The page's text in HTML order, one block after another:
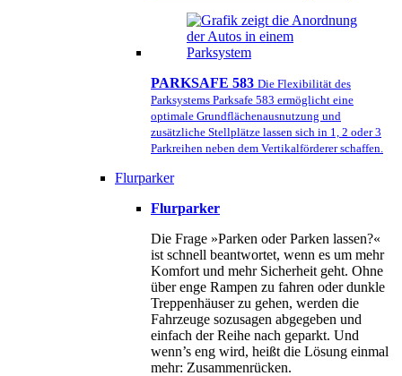
PARKSAFE 583 Die Flexibilität des
Parksystems Parksafe 583 ermöglicht eine
optimale Grundflächenausnutzung und
zusätzliche Stellplätze lassen sich in 1, 2 oder 3
Parkreihen neben dem Vertikalförderer schaffen.
Flurparker
Flurparker
Die Frage »Parken oder Parken lassen?«
ist schnell beantwortet, wenn es um mehr
Komfort und mehr Sicherheit geht. Ohne
über enge Rampen zu fahren oder dunkle
Treppenhäuser zu gehen, werden die
Fahrzeuge sozusagen abgegeben und
einfach der Reihe nach geparkt. Und
wenn’s eng wird, heißt die Lösung einmal
mehr: Zusammenrücken.